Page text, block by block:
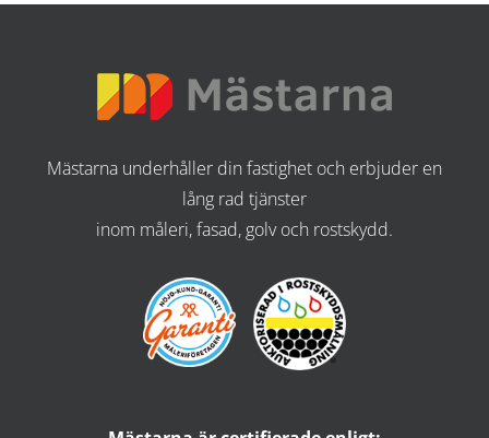
Mästarna underhåller din fastighet och erbjuder en
lång rad tjänster
inom måleri, fasad, golv och rostskydd.